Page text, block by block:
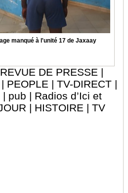
manqué à l'unité 17 de Jaxaay
REVUE DE PRESSE |
| PEOPLE | TV-DIRECT |
| pub | Radios d’Ici et
| HISTOIRE | TV